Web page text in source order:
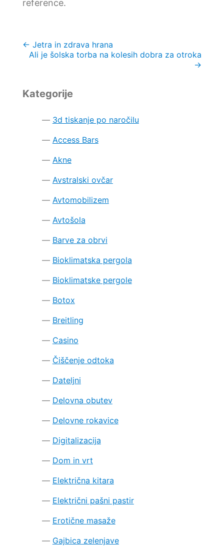
reference.
Navigacija
prispevka
← Jetra in zdrava hrana
Ali je šolska torba na kolesih dobra za otroka
→
Kategorije
3d tiskanje po naročilu
Access Bars
Akne
Avstralski ovčar
Avtomobilizem
Avtošola
Barve za obrvi
Bioklimatska pergola
Bioklimatske pergole
Botox
Breitling
Casino
Čiščenje odtoka
Dateljni
Delovna obutev
Delovne rokavice
Digitalizacija
Dom in vrt
Električna kitara
Električni pašni pastir
Erotične masaže
Gajbica zelenjave